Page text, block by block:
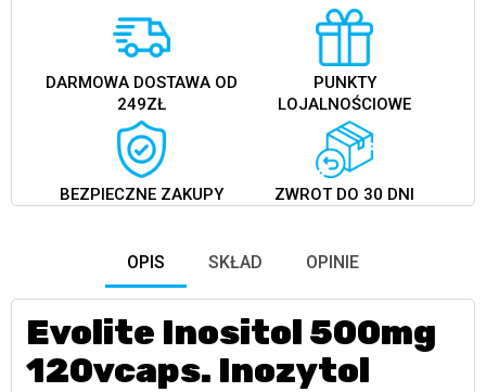
DARMOWA DOSTAWA OD
249ZŁ
PUNKTY
LOJALNOŚCIOWE
BEZPIECZNE ZAKUPY ZWROT DO 30 DNI
OPIS SKŁAD OPINIE
Evolite Inositol 500mg
120vcaps. Inozytol